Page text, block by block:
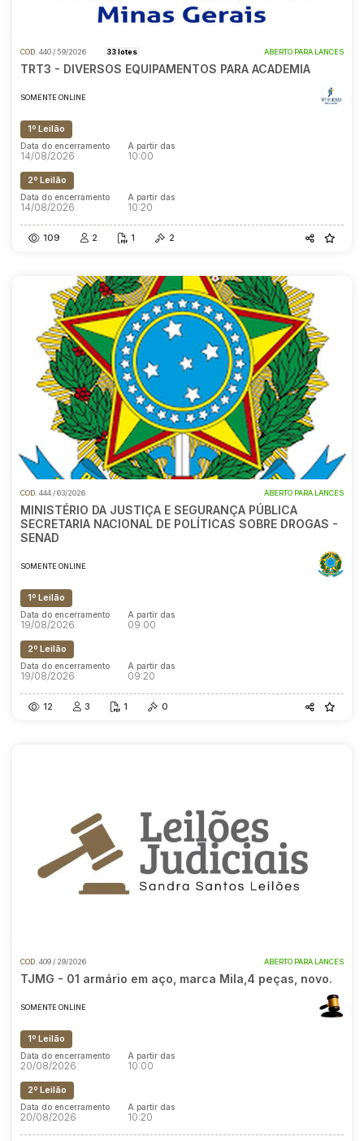
COD. 440 / 59/2026 33 lotes ABERTO PARA LANCES
TRT3 - DIVERSOS EQUIPAMENTOS PARA ACADEMIA
SOMENTE ONLINE
1º Leilão
Data do encerramento
14/08/2026
A partir das
10:00
2º Leilão
Data do encerramento
14/08/2026
A partir das
10:20
109 2 1 2
COD. 444 / 63/2026 ABERTO PARA LANCES
MINISTÉRIO DA JUSTIÇA E SEGURANÇA PÚBLICA
SECRETARIA NACIONAL DE POLÍTICAS SOBRE DROGAS -
SENAD
SOMENTE ONLINE
1º Leilão
Data do encerramento
19/08/2026
A partir das
09:00
2º Leilão
Data do encerramento
19/08/2026
A partir das
09:20
12 3 1 0
COD. 409 / 29/2026 ABERTO PARA LANCES
TJMG - 01 armário em aço, marca Mila,4 peças, novo.
SOMENTE ONLINE
1º Leilão
Data do encerramento
20/08/2026
A partir das
10:00
2º Leilão
Data do encerramento
20/08/2026
A partir das
10:20